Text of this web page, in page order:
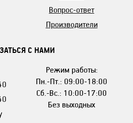
Вопрос-ответ
Производители
С НАМИ
Режим работы:
Пн.-Пт.: 09:00-18:00
Сб.-Вс.: 10:00-17:00
Без выходных